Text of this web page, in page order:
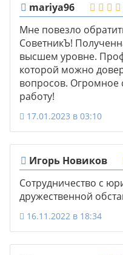
mariya96
Мне повезло
СоветникЪ!
высшем уровне.
которой можно
вопросов. Огромное
работу!
17.01.2023 в 03:10
Игорь Новиков
Сотрудничество с
дружественной
16.11.2022 в 18:34